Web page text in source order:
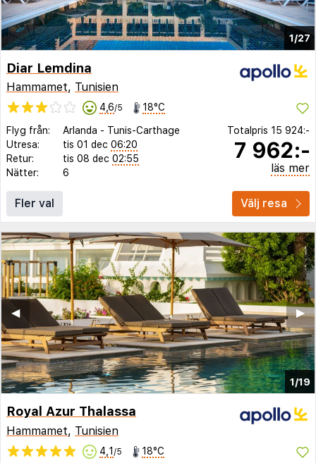
1/27
Diar Lemdina
Hammamet, Tunisien
4,6/5 18°C
Flyg från: Arlanda - Tunis-Carthage
Utresa:
tis 01 dec 06:20
Retur:
tis 08 dec 02:55
Nätter:
6
Totalpris 15 924:-
7 962:-
läs mer
Fler val Välj resa
1/19
▶︎
◀︎
Royal Azur Thalassa
Hammamet, Tunisien
4,1 /5 18°C